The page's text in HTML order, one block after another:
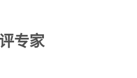
专家